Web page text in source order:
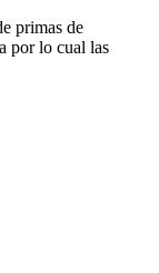
primas de
por lo cual las